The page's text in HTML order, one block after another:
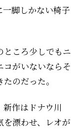
脚しかない椅子
ころ少しでもニ
がいないならそ
のだった。
作はドナウ川
を漂わせ、レオが